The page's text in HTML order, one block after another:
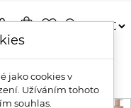
shopping_bagfavorite_bordersearch
Renew Body Lotion -
jako cookies v
Užíváním tohoto
souhlas.